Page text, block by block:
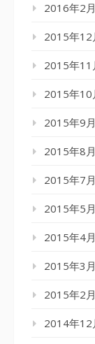
2016年2月
2015年12
2015年11
2015年10
2015年9月
2015年8月
2015年7月
2015年5月
2015年4月
2015年3月
2015年2月
2014年12